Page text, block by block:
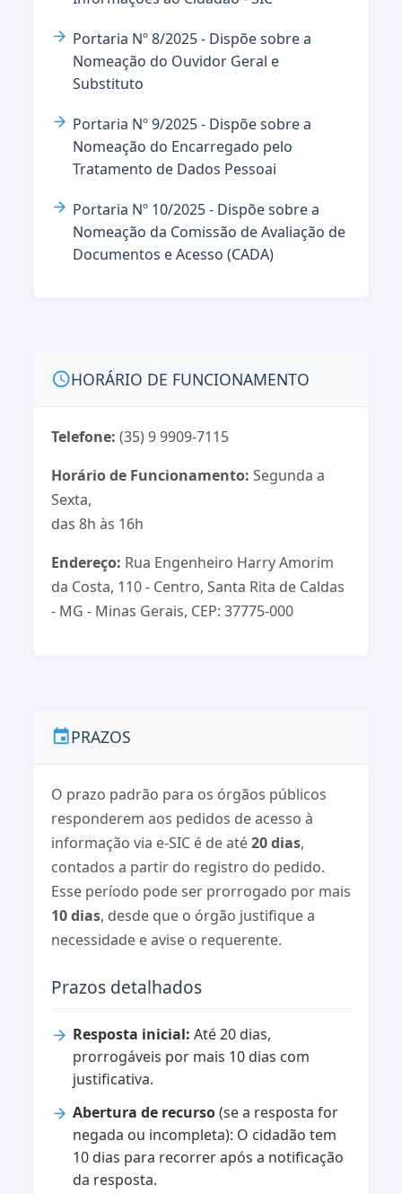
Portaria Nº 8/2025 - Dispõe sobre a
Nomeação do Ouvidor Geral e
Substituto
Portaria Nº 9/2025 - Dispõe sobre a
Nomeação do Encarregado pelo
Tratamento de Dados Pessoai
Portaria Nº 10/2025 - Dispõe sobre a
Nomeação da Comissão de Avaliação de
Documentos e Acesso (CADA)
scheduleHORÁRIO DE FUNCIONAMENTO
Telefone: (35) 9 9909-7115
Horário de Funcionamento: Segunda a
Sexta,
das 8h às 16h
Endereço: Rua Engenheiro Harry Amorim
da Costa, 110 - Centro, Santa Rita de Caldas
- MG - Minas Gerais, CEP: 37775-000
eventPRAZOS
O prazo padrão para os órgãos públicos
responderem aos pedidos de acesso à
informação via e-SIC é de até20 dias,
contados a partir do registro do pedido.
Esse período pode ser prorrogado por mais
10 dias, desde que o órgão justifique a
necessidade e avise o requerente.
Prazos detalhados
Resposta inicial: Até 20 dias,
prorrogáveis por mais 10 dias com
justificativa.
Abertura de recurso(se a resposta for
negada ou incompleta): O cidadão tem
10 dias para recorrer após a notificação
da resposta.